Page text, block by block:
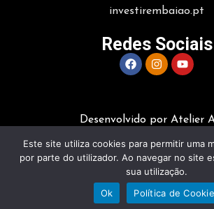
investirembaiao.pt
Redes Sociais
Desenvolvido por Atelier
Este site utiliza cookies para permitir uma
por parte do utilizador. Ao navegar no site
sua utilização.
Ok
Política de